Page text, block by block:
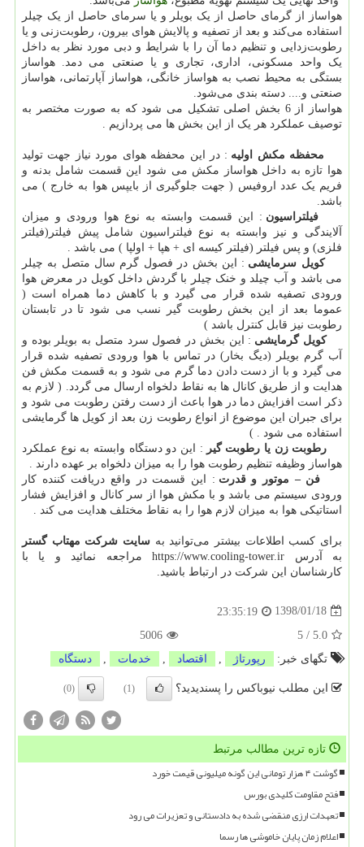
هواساز از گرمای حاصل از یک بویلر و یا سرمای حاصل از یک چیلر
استفاده می‌کند و بعد از تصفیه و پالایش هوای بیرون، رطوبت‌زنی و یا
رطوبت‌زدایی و تنظیم دما آن را با شرایط و دبی مورد نظر به داخل
یک واحد مسکونی، اداری، تجاری و یا صنعتی می دمد. هواساز
بستگی به محیط نصب به هواساز خانگی، هواساز آپارتمانی، هواساز
صنعتی و.... دسته بندی می‌شود.
هواساز از 6 بخش اصلی تشکیل می شود که به صورت مختصر به
توصیف عملکرد هر یک از این بخش ها می پردازیم .
محفظه مکش اولیه : در این محفظه هوای مورد نیاز جهت تولید
هوا تازه به داخل هواساز مکش می شود این قسمت شامل بدنه و
فریم یک عدد اروفیس ( جهت جلوگیری از بایپس هوا به خارج ) می
باشد.
فیلتراسیون : این قسمت وابسته به نوع هوا ورودی و میزان
آلایندگی و نیز وابسته به نوع فیلتراسیون شامل پیش فیلتر(فیلتر
فلزی) و پس فیلتر (فیلتر کیسه ای + هپا + اولپا ) می باشد .
کویل سرمایشی : این بخش در فصول گرم سال متصل به چیلر
می باشد و آب چیلد و خنک چیلر با گردش داخل کویل در معرض هوا
ورودی تصفیه شده قرار می گیرد و با کاهش دما همراه است (
عموما بعد از این بخش رطوبت گیر نسب می شود تا در تابستان
رطوبت نیز قابل کنترل باشد )
کویل گرمایشی : این بخش در فصول سرد متصل به بویلر بوده و
آب گرم بویلر (دیگ بخار) در تماس با هوا ورودی تصفیه شده قرار
می گیرد و با از دست دادن دما گرم می شود و به قسمت مکش فن
هدایت و از طریق کانال ها به نقاط دلخواه ارسال می گردد. ( لازم به
ذکر است افزایش دما در هوا باعث از دست رفتن رطوبت می شود و
برای جبران این موضوع از انواع رطوبت زن بعد از کویل ها گرمایشی
استفاده می شود . )
رطوبت زن یا رطوبت گیر : این دو دستگاه وابسته به نوع عملکرد
هواساز وظیفه تنظیم رطوبت هوا را به میزان دلخواه بر عهده دارند .
فن – موتور و قدرت : این قسمت در واقع دریافت کننده کار
ورودی سیستم می باشد و با مکش هوا از سر کانال و افزایش فشار
استاتیکی هوا به میزان لازم هوا را به نقاط مختلف هدایت می کند .
برای کسب اطلاعات بیشتر می‌توانید به سایت شرکت مهتاب گستر
به آدرس https://www.cooling-tower.ir مراجعه نمائید و یا با
کارشناسان این شرکت در ارتباط باشید.
1398/01/18
23:35:19
5.0
/
5
5006
تگهای خبر:
رپورتاژ اقتصاد خدمات دستگاه
این مطلب نیوباکس را پسندیدید؟ (1)
(0)
تازه ترین مطالب مرتبط
گوشت ۴ هزار تومانی این گونه میلیونی قیمت خورد
فتح مقاومت کلیدی بورس
تعهدات ارزی منقضی شده به دادستانی و تعزیرات می رود
اعلام زمان پایان خاموشی ها رسما